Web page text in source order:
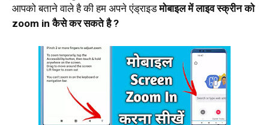
आपको बताने वाले है की हम अपने एंड्राइडमोबाइल में लाइव स्क्रीन को
zoom in कैसे कर सकते है ?